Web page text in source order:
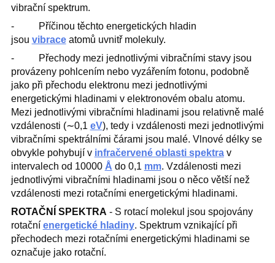
vibrační spektrum.
‐ Příčinou těchto energetických hladin
jsou vibraceatomů uvnitř molekuly.
‐ Přechody mezi jednotlivými vibračními stavy jsou
provázeny pohlcením nebo vyzářením fotonu, podobně
jako při přechodu elektronu mezi jednotlivými
energetickými hladinami v elektronovém obalu atomu.
Mezi jednotlivými vibračními hladinami jsou relativně malé
vzdálenosti (∼0,1 eV), tedy i vzdálenosti mezi jednotlivými
vibračními spektrálními čárami jsou malé. Vlnové délky se
obvykle pohybují v infračervené oblasti spektrav
intervalech od 10000 Å do 0,1 mm. Vzdálenosti mezi
jednotlivými vibračními hladinami jsou o něco větší než
vzdálenosti mezi rotačními energetickými hladinami.
ROTAČNÍ SPEKTRA - S rotací molekul jsou spojovány
rotační energetické hladiny. Spektrum vznikající při
přechodech mezi rotačními energetickými hladinami se
označuje jako rotační.